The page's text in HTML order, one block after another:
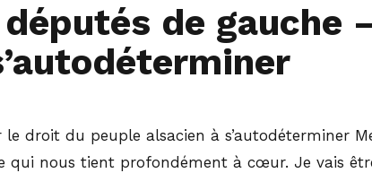
de gauche
droit du peuple alsacien à s’autodéterminer
qui nous tient profondément à cœur. Je vais